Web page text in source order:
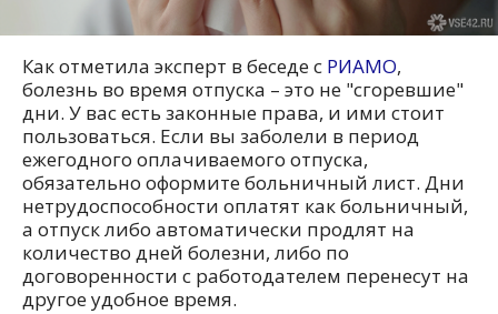
Как отметила эксперт в беседе с РИАМО,
болезнь во время отпуска – это не "сгоревшие"
дни. У вас есть законные права, и ими стоит
пользоваться. Если вы заболели в период
ежегодного оплачиваемого отпуска,
обязательно оформите больничный лист. Дни
нетрудоспособности оплатят как больничный,
а отпуск либо автоматически продлят на
количество дней болезни, либо по
договоренности с работодателем перенесут на
другое удобное время.